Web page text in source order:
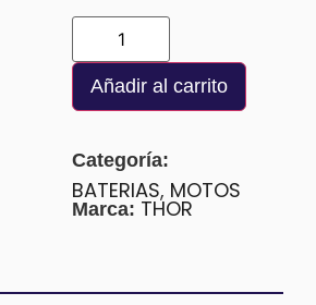
Añadir al carrito
Categoría:
BATERIAS, MOTOS
Marca: THOR